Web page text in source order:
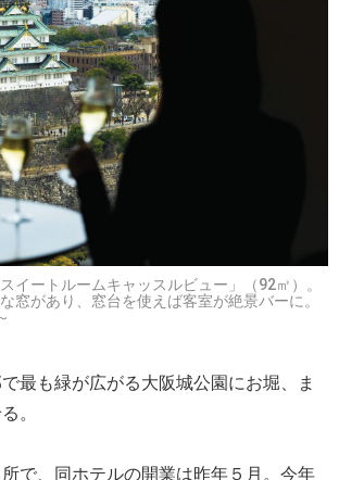
イートルームキャッスルビュー」（92㎡）。
窓があり、窓台を使えば客室が絶景バーに。
最も緑が広がる大阪城公園にお堀、ま
。
で、同ホテルの開業は昨年５月。今年